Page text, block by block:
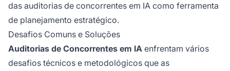
das auditorias de concorrentes em IA como ferramenta
de planejamento estratégico.
Desafios Comuns e Soluções
Auditorias de Concorrentes em IA enfrentam vários
desafios técnicos e metodológicos que as